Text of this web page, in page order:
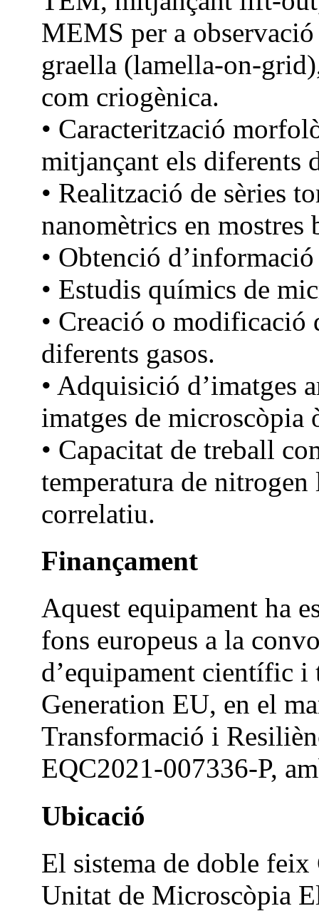
MEMS per a
graella (lamella-on-
com criogènica.
• Caracterització
mitjançant els diferents
• Realització de sèries
nanomètrics en
• Obtenció
• Estudis químics de
• Creació o modificació
diferents gasos.
• Adquisició d’imatges
imatges de microscòpia
• Capacitat de treball
temperatura de
correlatiu.
Finançament
Aquest equipament ha
fons europeus a la
d’equipament científic
Generation EU, en el
Transformació i
EQC2021‑007336‑P,
Ubicació
El sistema de doble feix
Unitat de Microscòpia